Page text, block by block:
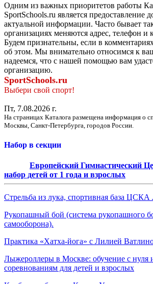
Одним из важных приоритетов работы
SportSchools.ru является предоставление
актуальной информации. Часто бывает
организациях меняются адрес, телефон и
Будем признательны, если в
об этом. Мы внимательно относимся к
надеемся, что с нашей помощью вам
организацию.
SportSchools.ru
Выбери свой спорт!
Пт, 7.08.2026 г.
На страницах Каталога размещена информация о
Москвы, Санкт-Петербурга, городов России.
Набор в секции
Европейский Гимнастический
набор детей от 1 года и взрослых
Стрельба из лука, спортивная база ЦСКА
Рукопашный бой (система рукопашного
самооборона).
Практика «Хатха-йога» с Лилией
Лыжероллеры в Москве: обучение с нуля
соревнованиям для детей и взрослых